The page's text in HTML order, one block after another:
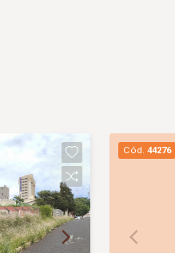
Cód. 44276